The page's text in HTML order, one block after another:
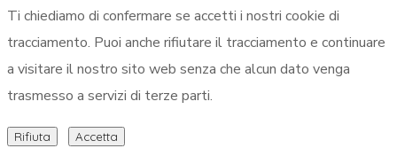
Ti chiediamo di confermare se accetti i nostri cookie di
tracciamento. Puoi anche rifiutare il tracciamento e continuare
a visitare il nostro sito web senza che alcun dato venga
trasmesso a servizi di terze parti.
Rifiuta Accetta